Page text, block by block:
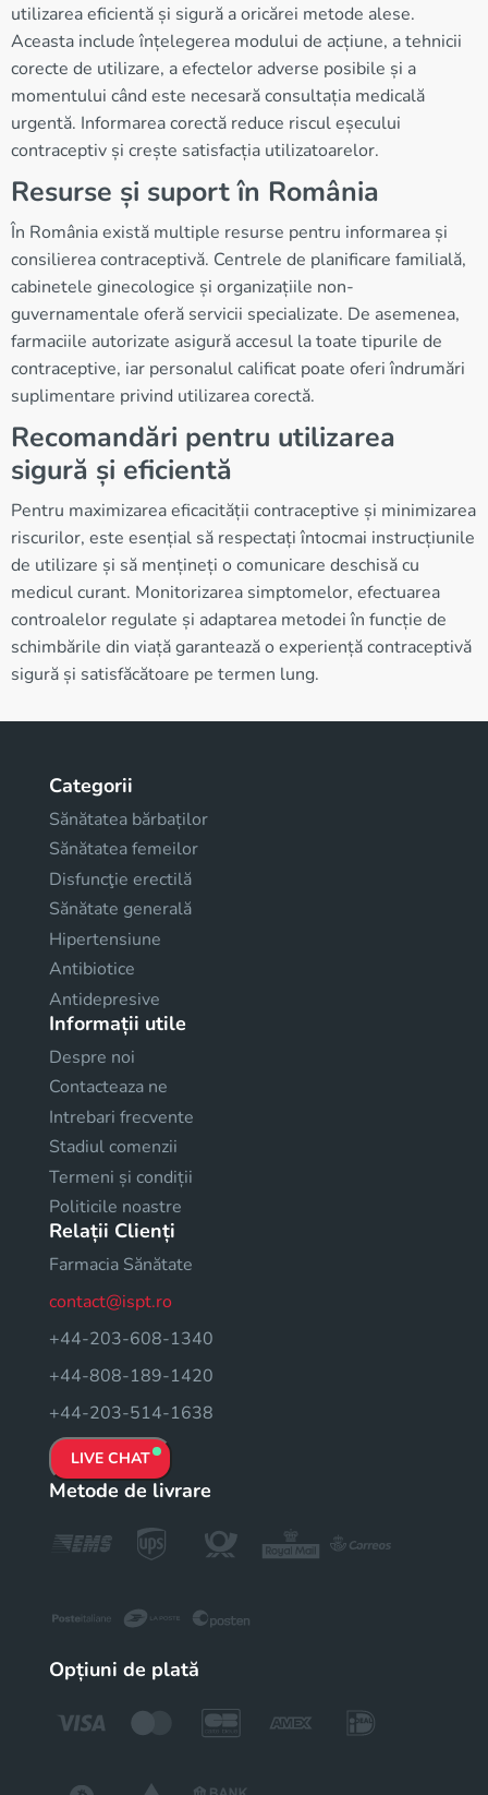
utilizarea eficientă și sigură a oricărei metode alese.
Aceasta include înțelegerea modului de acțiune, a tehnicii
corecte de utilizare, a efectelor adverse posibile și a
momentului când este necesară consultația medicală
urgentă. Informarea corectă reduce riscul eșecului
contraceptiv și crește satisfacția utilizatoarelor.
Resurse și suport în România
În România există multiple resurse pentru informarea și
consilierea contraceptivă. Centrele de planificare familială,
cabinetele ginecologice și organizațiile non-
guvernamentale oferă servicii specializate. De asemenea,
farmaciile autorizate asigură accesul la toate tipurile de
contraceptive, iar personalul calificat poate oferi îndrumări
suplimentare privind utilizarea corectă.
Recomandări pentru utilizarea
sigură și eficientă
Pentru maximizarea eficacității contraceptive și minimizarea
riscurilor, este esențial să respectați întocmai instrucțiunile
de utilizare și să mențineți o comunicare deschisă cu
medicul curant. Monitorizarea simptomelor, efectuarea
controalelor regulate și adaptarea metodei în funcție de
schimbările din viață garantează o experiență contraceptivă
sigură și satisfăcătoare pe termen lung.
Categorii
Sănătatea bărbaților
Sănătatea femeilor
Disfuncţie erectilă
Sănătate generală
Hipertensiune
Antibiotice
Antidepresive
Informații utile
Despre noi
Contacteaza ne
Intrebari frecvente
Stadiul comenzii
Termeni și condiții
Politicile noastre
Relații Clienți
Farmacia Sănătate
contact@ispt.ro
+44-203-608-1340
+44-808-189-1420
+44-203-514-1638
LIVE CHAT
Metode de livrare
Opțiuni de plată